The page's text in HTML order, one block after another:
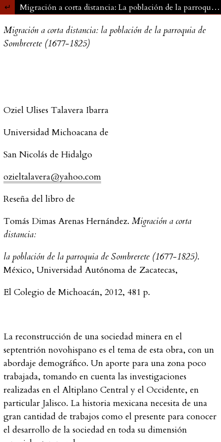
Migración a corta distancia: La población de la parroquia de Sombrerete (1677-1825)